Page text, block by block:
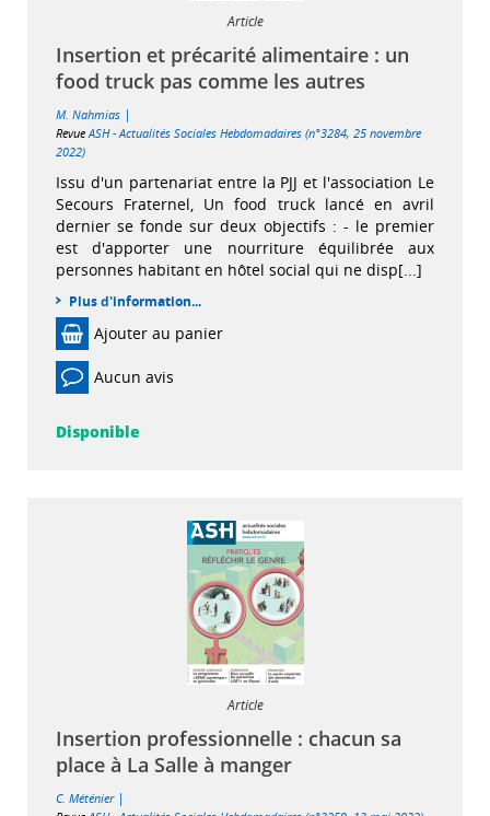
Article
Insertion et précarité alimentaire : un
food truck pas comme les autres
M. Nahmias |
Revue ASH - Actualités Sociales Hebdomadaires (n°3284, 25 novembre
2022)
Issu d'un partenariat entre la PJJ et l'association Le
Secours Fraternel, Un food truck lancé en avril
dernier se fonde sur deux objectifs : - le premier
est d'apporter une nourriture équilibrée aux
personnes habitant en hôtel social qui ne disp[...]
Plus d'information...
Ajouter au panier
Aucun avis
Disponible
Article
Insertion professionnelle : chacun sa
place à La Salle à manger
C. Méténier |